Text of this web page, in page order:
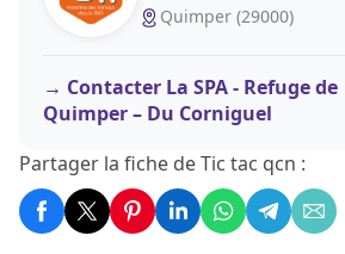
Quimper (29000)
Contacter La SPA - Refuge de
Quimper – Du Corniguel
Partager la fiche de Tic tac qcn :